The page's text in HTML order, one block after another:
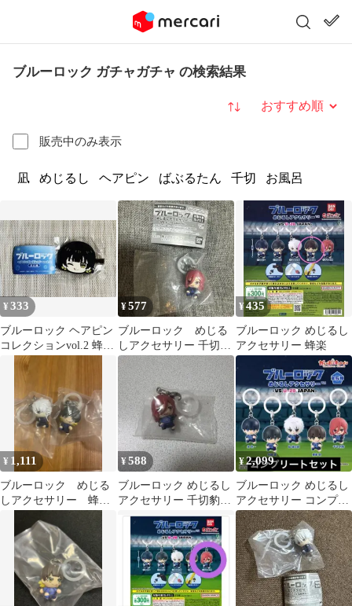
ブルーロック ガチャガチャ の検索結果
販売中のみ表示
並び替え
凪 めじるし ヘアピン ばぶるたん 千切 お風呂
¥333
ブルーロック ヘアピン
コレクションvol.2 蜂楽
¥577
ブルーロック めじる
しアクセサリー 千切豹
馬
¥435
ブルーロック めじるし
アクセサリー 蜂楽
¥ 1,111
ブルーロック めじる
しアクセサリー 蜂楽
¥588
ブルーロック めじるし
アクセサリー 千切豹馬
ガチャ
¥2,099
ブルーロック めじるし
アクセサリー コンプリ
ートセット